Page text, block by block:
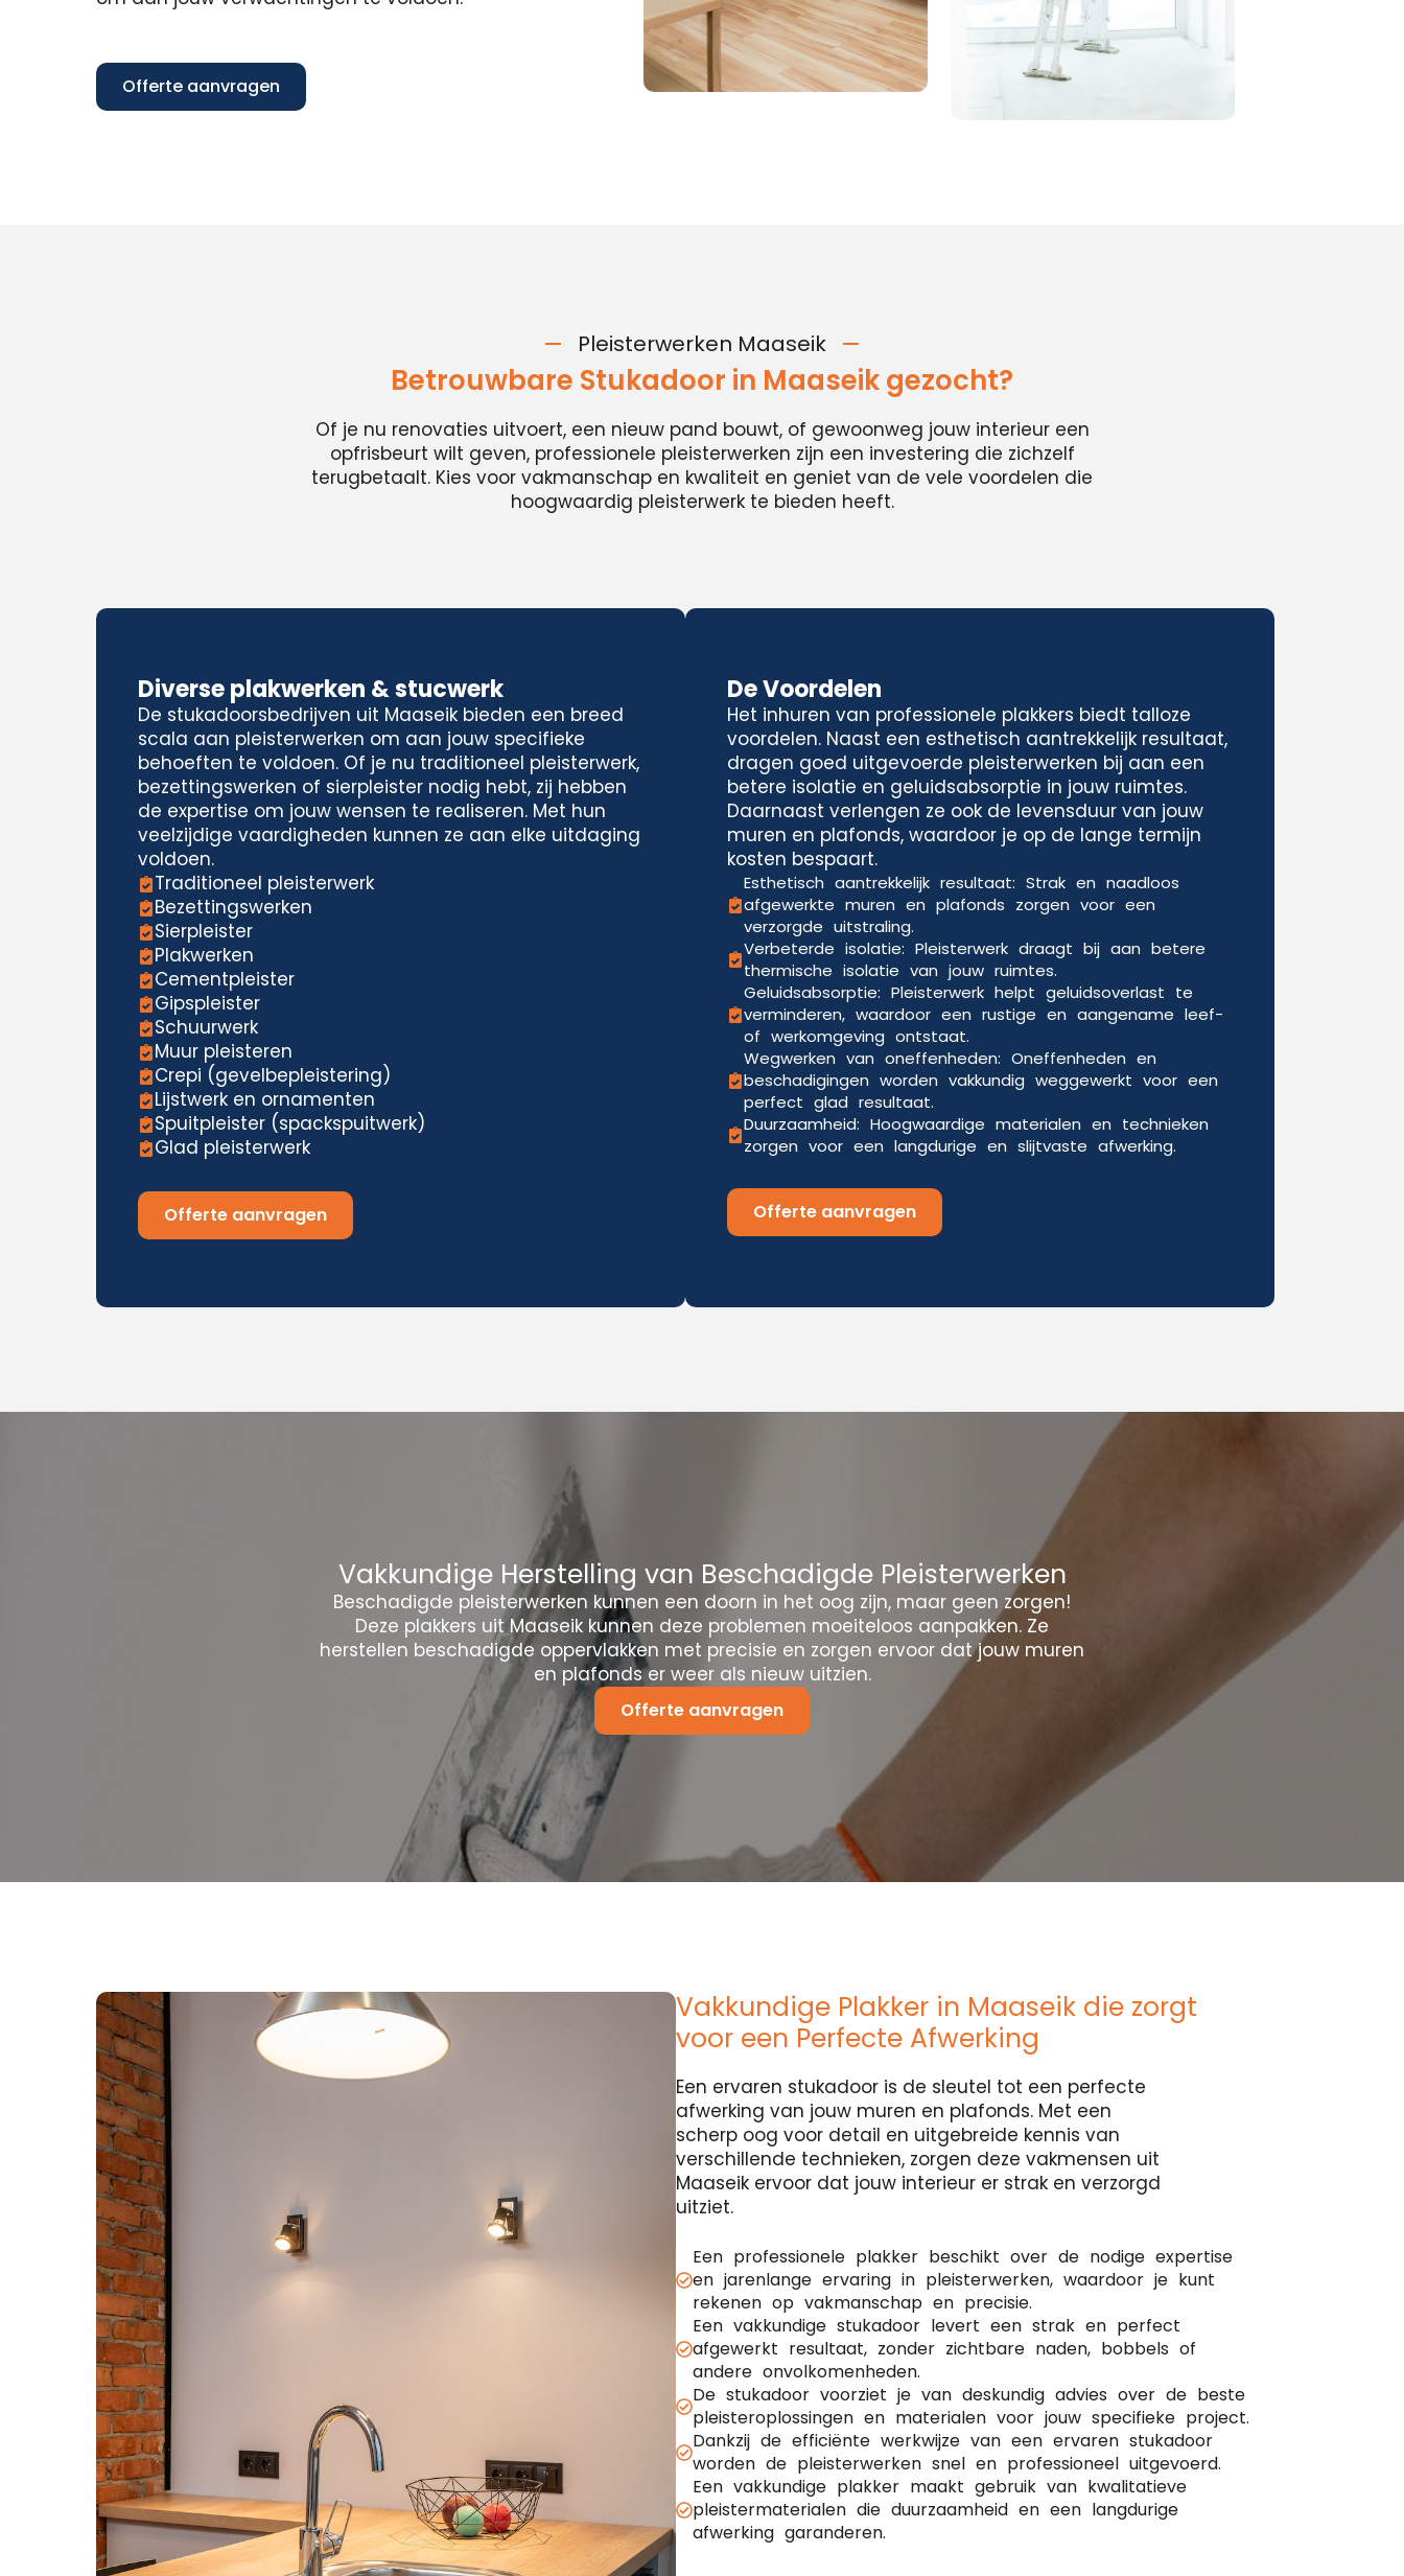
Offerte aanvragen
Pleisterwerken Maaseik
Betrouwbare Stukadoor in Maaseik gezocht?
Of je nu renovaties uitvoert, een nieuw pand bouwt, of gewoonweg jouw interieur een
opfrisbeurt wilt geven, professionele pleisterwerken zijn een investering die zichzelf
terugbetaalt. Kies voor vakmanschap en kwaliteit en geniet van de vele voordelen die
hoogwaardig pleisterwerk te bieden heeft.
Diverse plakwerken & stucwerk
De stukadoorsbedrijven uit Maaseik bieden een breed
scala aan pleisterwerken om aan jouw specifieke
behoeften te voldoen. Of je nu traditioneel pleisterwerk,
bezettingswerken of sierpleister nodig hebt, zij hebben
de expertise om jouw wensen te realiseren. Met hun
veelzijdige vaardigheden kunnen ze aan elke uitdaging
voldoen.
Traditioneel pleisterwerk
Bezettingswerken
Sierpleister
Plakwerken
Cementpleister
Gipspleister
Schuurwerk
Muur pleisteren
Crepi (gevelbepleistering)
Lijstwerk en ornamenten
Spuitpleister (spackspuitwerk)
Glad pleisterwerk
Offerte aanvragen
De Voordelen
Het inhuren van professionele plakkers biedt talloze
voordelen. Naast een esthetisch aantrekkelijk resultaat,
dragen goed uitgevoerde pleisterwerken bij aan een
betere isolatie en geluidsabsorptie in jouw ruimtes.
Daarnaast verlengen ze ook de levensduur van jouw
muren en plafonds, waardoor je op de lange termijn
kosten bespaart.
Esthetisch aantrekkelijk resultaat: Strak en naadloos
afgewerkte muren en plafonds zorgen voor een
verzorgde uitstraling.
Verbeterde isolatie: Pleisterwerk draagt bij aan betere
thermische isolatie van jouw ruimtes.
Geluidsabsorptie: Pleisterwerk helpt geluidsoverlast te
verminderen, waardoor een rustige en aangename leef-
of werkomgeving ontstaat.
Wegwerken van oneffenheden: Oneffenheden en
beschadigingen worden vakkundig weggewerkt voor een
perfect glad resultaat.
Duurzaamheid: Hoogwaardige materialen en technieken
zorgen voor een langdurige en slijtvaste afwerking.
Offerte aanvragen
Vakkundige Herstelling van Beschadigde Pleisterwerken
Beschadigde pleisterwerken kunnen een doorn in het oog zijn, maar geen zorgen!
Deze plakkers uit Maaseik kunnen deze problemen moeiteloos aanpakken. Ze
herstellen beschadigde oppervlakken met precisie en zorgen ervoor dat jouw muren
en plafonds er weer als nieuw uitzien.
Offerte aanvragen
Vakkundige Plakker in Maaseik die zorgt
voor een Perfecte Afwerking
Een ervaren stukadoor is de sleutel tot een perfecte
afwerking van jouw muren en plafonds. Met een
scherp oog voor detail en uitgebreide kennis van
verschillende technieken, zorgen deze vakmensen uit
Maaseik ervoor dat jouw interieur er strak en verzorgd
uitziet.
Een professionele plakker beschikt over de nodige expertise
en jarenlange ervaring in pleisterwerken, waardoor je kunt
rekenen op vakmanschap en precisie.
Een vakkundige stukadoor levert een strak en perfect
afgewerkt resultaat, zonder zichtbare naden, bobbels of
andere onvolkomenheden.
De stukadoor voorziet je van deskundig advies over de beste
pleisteroplossingen en materialen voor jouw specifieke project.
Dankzij de efficiënte werkwijze van een ervaren stukadoor
worden de pleisterwerken snel en professioneel uitgevoerd.
Een vakkundige plakker maakt gebruik van kwalitatieve
pleistermaterialen die duurzaamheid en een langdurige
afwerking garanderen.